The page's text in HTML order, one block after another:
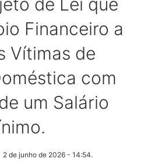
Financeiro a
Vítimas de
com
um Salário
2 de junho de 2026 - 14:54.